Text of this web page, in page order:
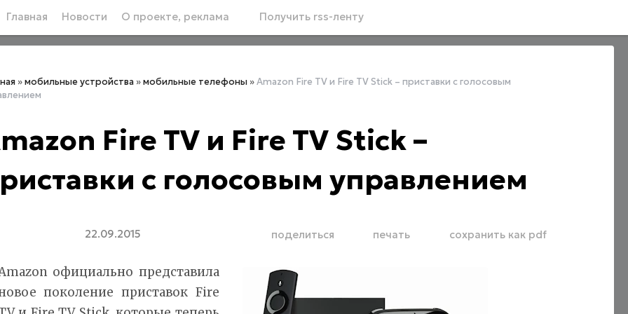
Главная Новости О проекте, реклама Получить rss-ленту
»мобильные устройства »мобильные телефоны »Amazon Fire TV и Fire TV Stick – приставки с голосовым
Fire TV и Fire TV Stick –
с голосовым управлением
22.09.2015 поделиться печать сохранить как pdf
официально представила
поколение приставок Fire